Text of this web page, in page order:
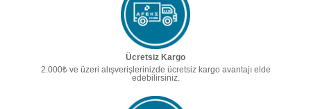
Ücretsiz Kargo
2.000₺ ve üzeri alışverişlerinizde ücretsiz kargo avantajı elde
edebilirsiniz.